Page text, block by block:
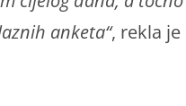
anketa“, rekla je